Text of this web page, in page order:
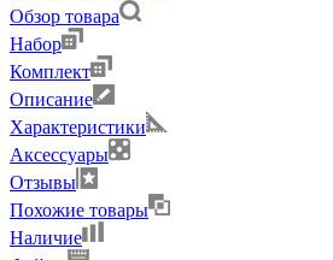
Обзор товара
Набор
Комплект
Описание
Характеристики
Аксессуары
Отзывы
Похожие товары
Наличие